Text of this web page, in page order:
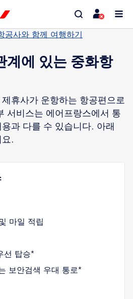
공사와 함께 여행하기
계에 있는 중화항
휴사가 운항하는 항공편으로
서비스는 에어프랑스에서 통
과 다를 수 있습니다. 아래
.
마일 적립
선 탑승*
보안검색 우대 통로*